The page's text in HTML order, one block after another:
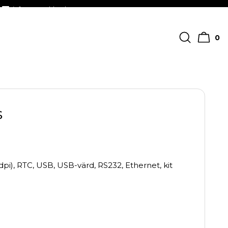
info@streckkodscenter.se
0
RTC, USB, USB-värd, RS232, Ethernet, kit